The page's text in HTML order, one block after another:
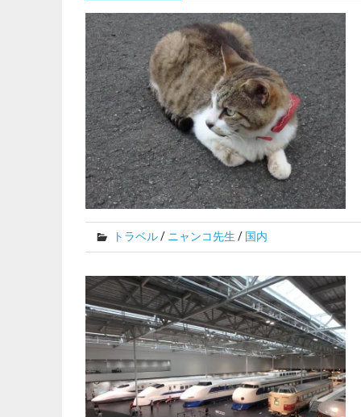
トラベル/ ニャンコ先生 / 国内